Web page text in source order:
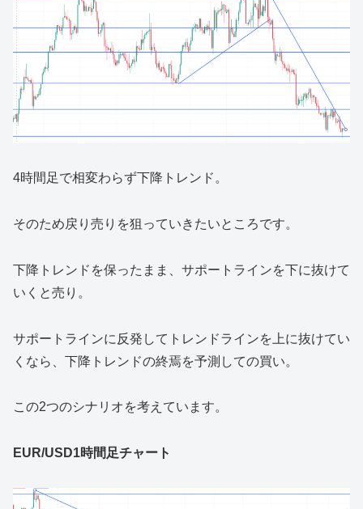
4時間足で相変わらず下降トレンド。
そのため戻り売りを狙っていきたいところです。
下降トレンドを保ったまま、サポートラインを下に抜けて
いくと売り。
サポートラインに反発してトレンドラインを上に抜けてい
くなら、下降トレンドの終焉を予測しての買い。
この2つのシナリオを考えています。
EUR/USD1時間足チャート